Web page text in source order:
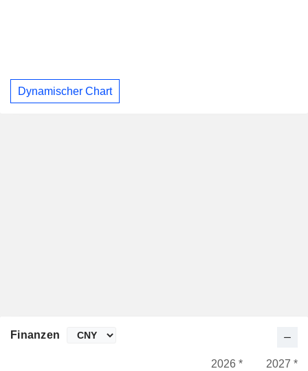
Dynamischer Chart
Finanzen
2026 *
2027 *